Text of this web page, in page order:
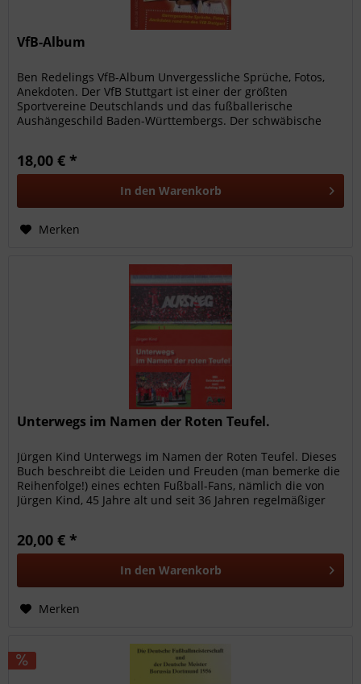
VfB-Album
Ben Redelings VfB-Album Unvergessliche Sprüche, Fotos,
Anekdoten. Der VfB Stuttgart ist einer der größten
Sportvereine Deutschlands und das fußballerische
Aushängeschild Baden-Württembergs. Der schwäbische
18,00 € *
In den Warenkorb
Merken
Unterwegs im Namen der Roten Teufel.
Jürgen Kind Unterwegs im Namen der Roten Teufel. Dieses
Buch beschreibt die Leiden und Freuden (man bemerke die
Reihenfolge!) eines echten Fußball-Fans, nämlich die von
Jürgen Kind, 45 Jahre alt und seit 36 Jahren regelmäßiger
20,00 € *
In den Warenkorb
Merken